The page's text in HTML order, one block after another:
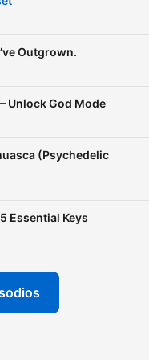
Outgrown.
Unlock God Mode
(Psychedelic
Essential Keys